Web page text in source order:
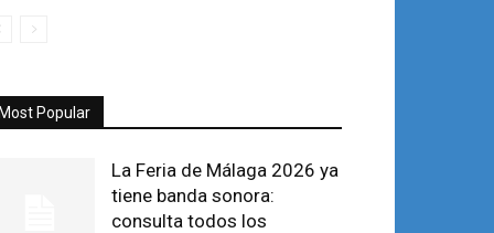
Popular
La Feria de Málaga 2026 ya
tiene banda sonora:
consulta todos los